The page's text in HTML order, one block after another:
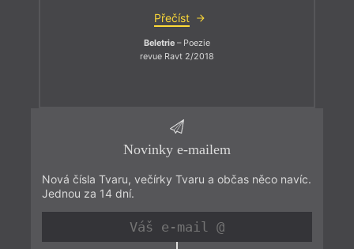
Přečíst
Beletrie – Poezie
revue Ravt 2/2018
Novinky e-mailem
Nová čísla Tvaru, večírky Tvaru a občas něco navíc.
Jednou za 14 dní.